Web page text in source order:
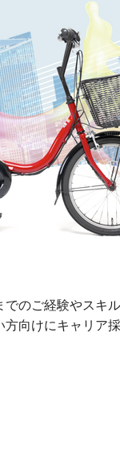
でのご経験やスキ
向けにキャリア